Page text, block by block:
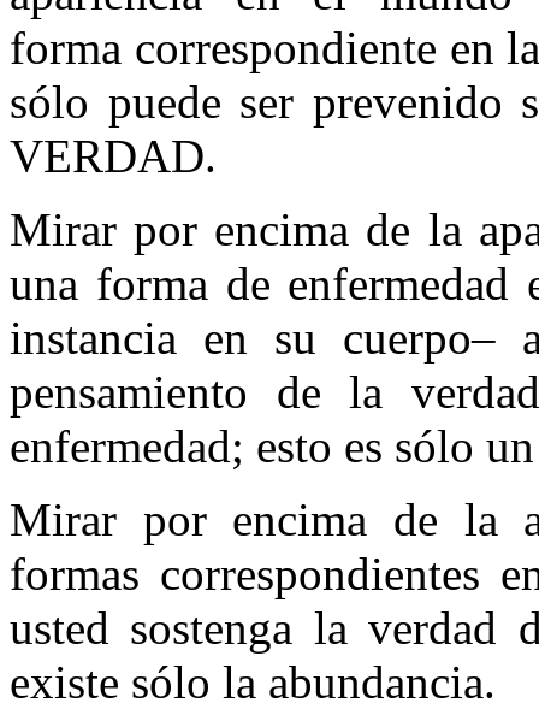
forma correspondiente en
sólo puede ser prevenido
VERDAD.
Mirar por encima de la
una forma de
instancia en su cuerpo–
pensamiento de la
enfermedad; esto es sólo
Mirar por encima de la
formas correspondientes
usted sostenga la verdad
existe sólo la abundancia.